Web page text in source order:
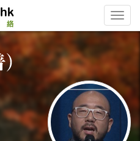
Toggle